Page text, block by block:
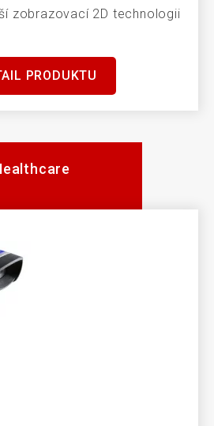
zobrazovací 2D technologii
PRODUKTU